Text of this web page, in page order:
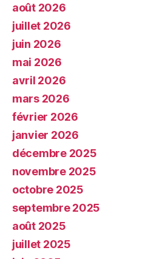
août 2026
juillet 2026
juin 2026
mai 2026
avril 2026
mars 2026
février 2026
janvier 2026
décembre 2025
novembre 2025
octobre 2025
septembre 2025
août 2025
juillet 2025